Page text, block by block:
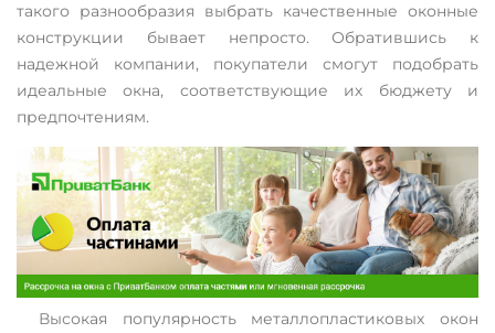
такого разнообразия выбрать качественные оконные
конструкции бывает непросто. Обратившись к
надежной компании, покупатели смогут подобрать
идеальные окна, соответствующие их бюджету и
предпочтениям.
Высокая популярность металлопластиковых окон